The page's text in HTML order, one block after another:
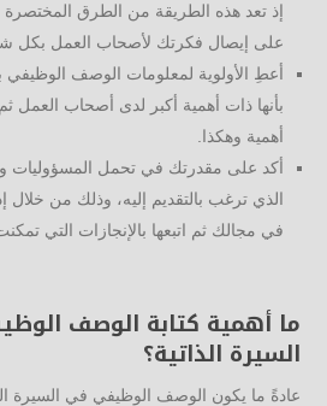
إذ تعد هذه الطريقة من الطرق المختصرة
على إيصال فكرتك لأصحاب العمل بكل
أعطِ الأولوية لمعلومات الوصف الوظيفي
بأنها ذات أهمية أكبر لدى أصحاب العمل
أهمية وهكذا.
أكد على مقدرتك في تحمل المسؤوليات
الذي ترغب بالتقديم إليه، وذلك من خلال
في مجالك ثم اتبعها بالإنجازات التي
ما أهمية كتابة الوصف
السيرة الذاتية؟
عادةً ما يكون الوصف الوظيفي في السيرة